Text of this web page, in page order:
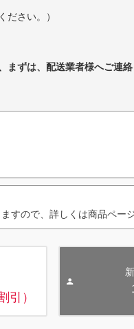
ださい。）
まずは、配送業者様へご連
すので、詳しくは商品ペー
引）